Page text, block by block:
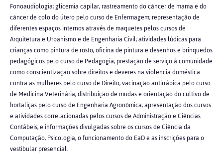
Fonoaudiologia; glicemia capilar, rastreamento do câncer de mama e do
câncer de colo do útero pelo curso de Enfermagem; representação de
diferentes espaços internos através de maquetes pelos cursos de
Arquitetura e Urbanismo e de Engenharia Civil; atividades lúdicas para
crianças como pintura de rosto, oficina de pintura e desenhos e brinquedos
pedagógicos pelo curso de Pedagogia; prestação de serviço à comunidade
como conscientização sobre direitos e deveres na violência doméstica
contra as mulheres pelo curso de Direito; vacinação antirrábica pelo curso
de Medicina Veterinária; distribuição de mudas e orientação do cultivo de
hortaliças pelo curso de Engenharia Agronômica; apresentação dos cursos
e atividades correlacionadas pelos cursos de Administração e Ciências
Contábeis; e informações divulgadas sobre os cursos de Ciência da
Computação, Psicologia, o funcionamento do EaD e as inscrições para o
vestibular presencial.